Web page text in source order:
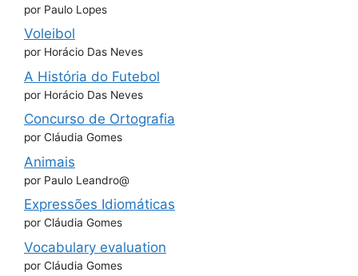
por Paulo Lopes
Voleibol
por Horácio Das Neves
A História do Futebol
por Horácio Das Neves
Concurso de Ortografia
por Cláudia Gomes
Animais
por Paulo Leandro@
Expressões Idiomáticas
por Cláudia Gomes
Vocabulary evaluation
por Cláudia Gomes